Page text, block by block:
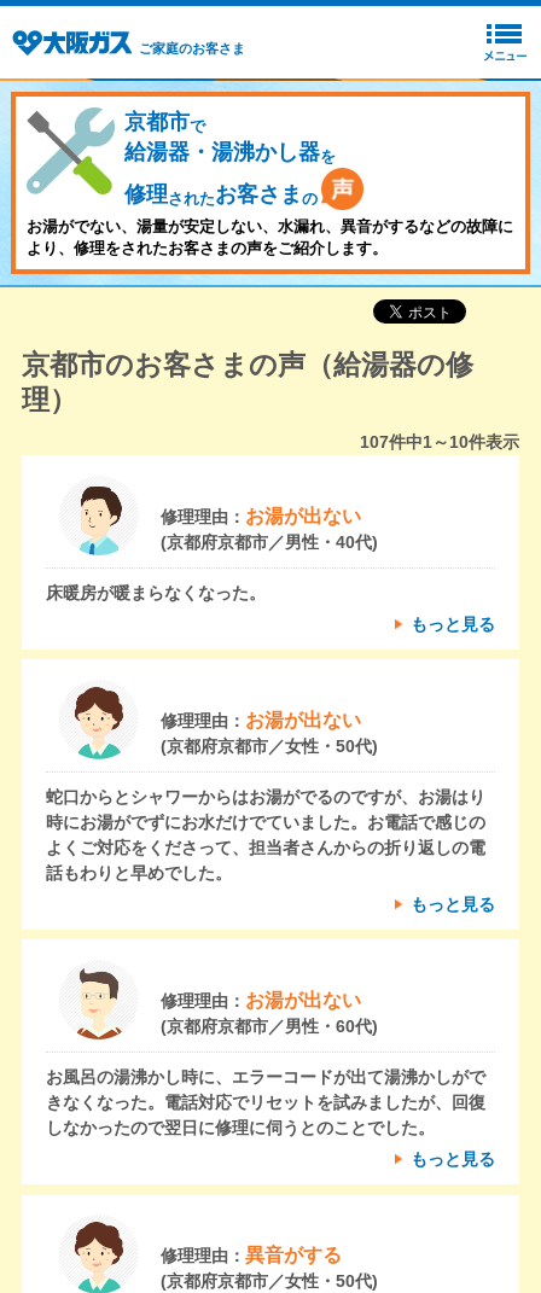
ご家庭のお客さま
京都市で
給湯器・湯沸かし器を
修理されたお客さま の
お湯がでない、湯量が安定しない、水漏れ、異音がするなどの故障に
より、修理をされたお客さまの声をご紹介します。
京都市のお客さまの声（給湯器の修
理）
107件中1～10件表示
修理理由： お湯が出ない
(京都府京都市／男性・40代)
床暖房が暖まらなくなった。
もっと見る
修理理由： お湯が出ない
(京都府京都市／女性・50代)
蛇口からとシャワーからはお湯がでるのですが、お湯はり
時にお湯がでずにお水だけでていました。お電話で感じの
よくご対応をくださって、担当者さんからの折り返しの電
話もわりと早めでした。
もっと見る
修理理由： お湯が出ない
(京都府京都市／男性・60代)
お風呂の湯沸かし時に、エラーコードが出て湯沸かしがで
きなくなった。電話対応でリセットを試みましたが、回復
しなかったので翌日に修理に伺うとのことでした。
もっと見る
修理理由： 異音がする
(京都府京都市／女性・50代)